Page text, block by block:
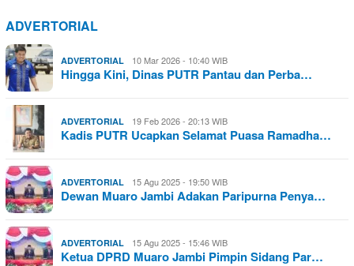
ADVERTORIAL
ADVERTORIAL 10 Mar 2026 - 10:40 WIB
Hingga Kini, Dinas PUTR Pantau dan Perba…
ADVERTORIAL 19 Feb 2026 - 20:13 WIB
Kadis PUTR Ucapkan Selamat Puasa Ramadha…
ADVERTORIAL 15 Agu 2025 - 19:50 WIB
Dewan Muaro Jambi Adakan Paripurna Penya…
ADVERTORIAL 15 Agu 2025 - 15:46 WIB
Ketua DPRD Muaro Jambi Pimpin Sidang Par…